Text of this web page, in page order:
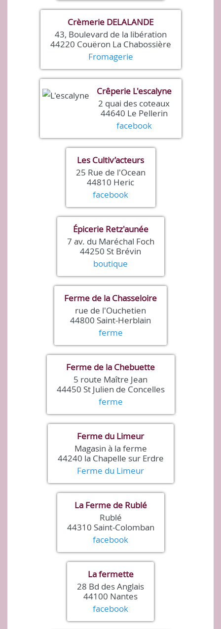
Crèmerie DELALANDE
43, Boulevard de la libération
44220 Couëron La Chabossière
Fromagerie
Crêperie L'escalyne
2 quai des coteaux
44640 Le Pellerin
facebook
Les Cultiv’acteurs
25 Rue de l'Ocean
44810 Heric
facebook
Épicerie Retz'aunée
7 av. du Maréchal Foch
44250 St Brévin
boutique
Ferme de la Chasseloire
rue de l'Ouchetien
44800 Saint-Herblain
ferme
Ferme de la Chebuette
5 route Maître Jean
44450 St Julien de Concelles
ferme
Ferme du Limeur
Magasin à la ferme
44240 la Chapelle sur Erdre
Ferme du Limeur
La Ferme de Rublé
Rublé
44310 Saint-Colomban
facebook
La fermette
28 Bd des Anglais
44100 Nantes
facebook